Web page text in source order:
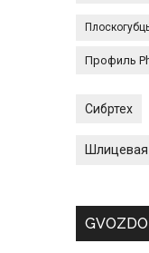
Профиль
Сибртех
Шлицевая